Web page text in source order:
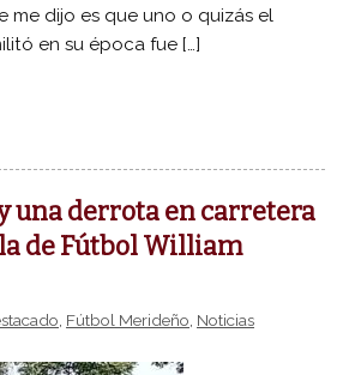
me dijo es que uno o quizás el
en su época fue […]
una derrota en carretera
de Fútbol William
Fútbol Merideño Noticias